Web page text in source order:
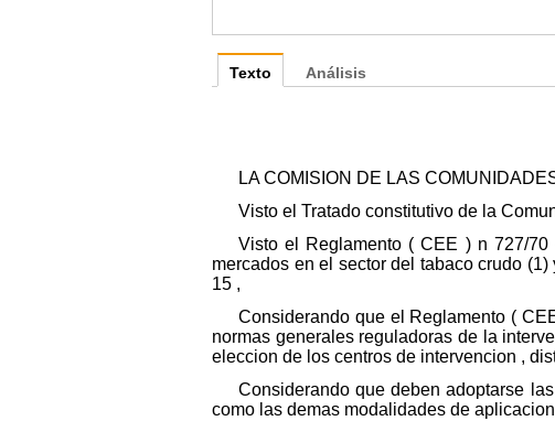
Texto
LA COMISION DE LAS
Visto el Tratado constitutivo de la
Visto el Reglamento ( CEE ) n 727/
mercados en el sector del tabaco crudo
15 ,
Considerando que el Reglamento (
normas generales reguladoras de la
eleccion de los centros de intervencion ,
Considerando que deben adoptarse
como las demas modalidades de
Análisis